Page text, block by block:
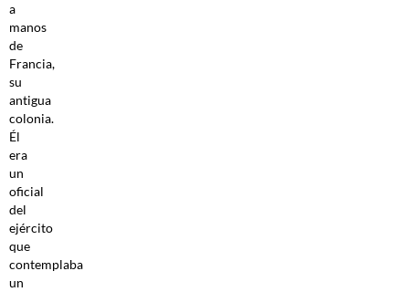
a
manos
de
Francia,
su
antigua
colonia.
Él
era
un
oficial
del
ejército
que
contemplaba
un